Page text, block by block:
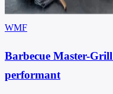
WMF
Barbecue Master-
performant